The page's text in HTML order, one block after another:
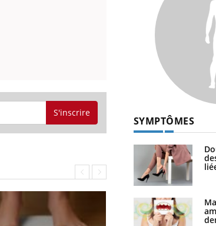
S'inscrire
SYMPTÔMES